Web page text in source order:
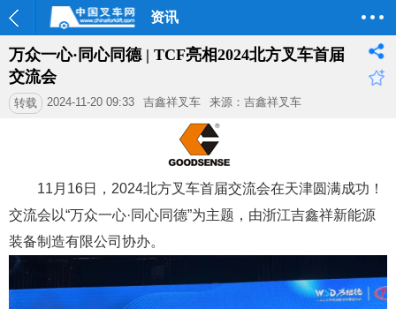
资讯
万众一心·同心同德 | TCF亮相2024北方叉车首届
交流会
转载 2024-11-20 09:33 吉鑫祥叉车 来源：吉鑫祥叉车
11月16日，2024北方叉车首届交流会在天津圆满成功！
交流会以“万众一心·同心同德”为主题，由浙江吉鑫祥新能源
装备制造有限公司协办。